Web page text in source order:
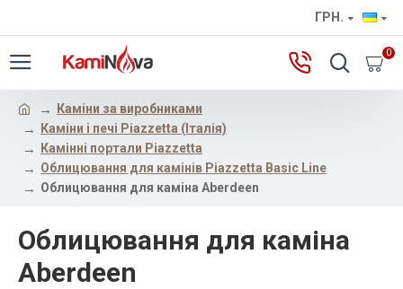
ГРН.
0
Каміни за виробниками
Каміни і печі Piazzetta (Італія)
Камінні портали Piazzetta
Облицювання для камінів Piazzetta Basic Line
Облицювання для каміна Aberdeen
Облицювання для каміна
Aberdeen